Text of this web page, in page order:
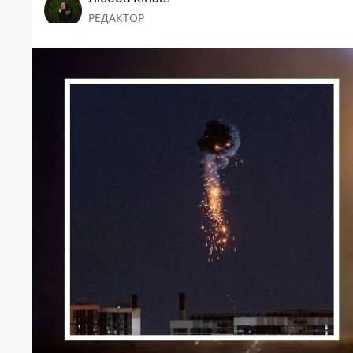
РЕДАКТОР